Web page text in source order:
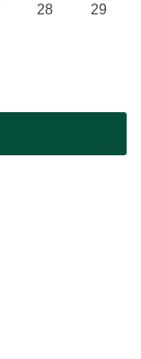
28
29